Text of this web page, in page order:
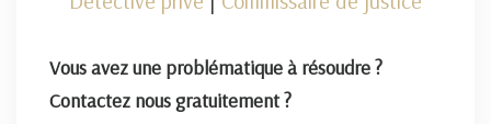
Vous avez une problématique à résoudre ?
Contactez nous gratuitement ?